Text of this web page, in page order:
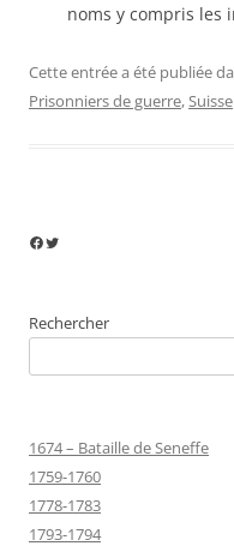
noms y compris les
Cette entrée a été publiée
Prisonniers de guerre,Suisse
Facebook
Twitter
Rechercher
1674 – Bataille de Seneffe
1759-1760
1778-1783
1793-1794